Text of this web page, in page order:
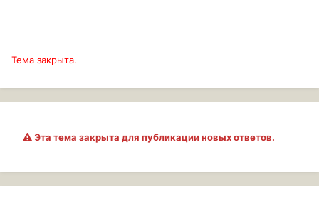
Тема закрыта.
Эта тема закрыта для публикации новых ответов.